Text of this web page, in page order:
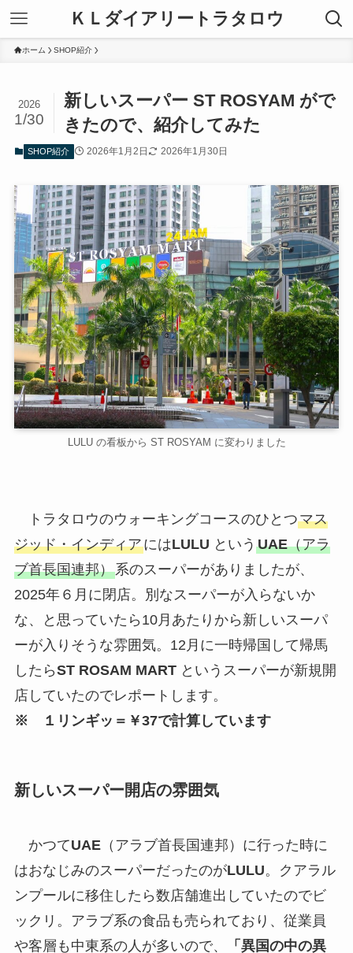
ＫＬダイアリートラタロウ
ホーム SHOP紹介
新しいスーパー ST ROSYAM がで
きたので、紹介してみた
2026
1/30
SHOP紹介 2026年1月2日 2026年1月30日
LULU の看板から ST ROSYAM に変わりました
トラタロウのウォーキングコースのひとつマス
ジッド・インディアにはLULU という UAE（アラ
ブ首長国連邦）系のスーパーがありましたが、
2025年６月に閉店。別なスーパーが入らないか
な、と思っていたら10月あたりから新しいスーパ
ーが入りそうな雰囲気。12月に一時帰国して帰馬
したらST ROSAM MART というスーパーが新規開
店していたのでレポートします。
※ １リンギッ＝￥37で計算しています
新しいスーパー開店の雰囲気
かつてUAE（アラブ首長国連邦）に行った時に
はおなじみのスーパーだったのがLULU。クアラル
ンプールに移住したら数店舗進出していたのでビ
ックリ。アラブ系の食品も売られており、従業員
や客層も中東系の人が多いので、
「異国の中の異